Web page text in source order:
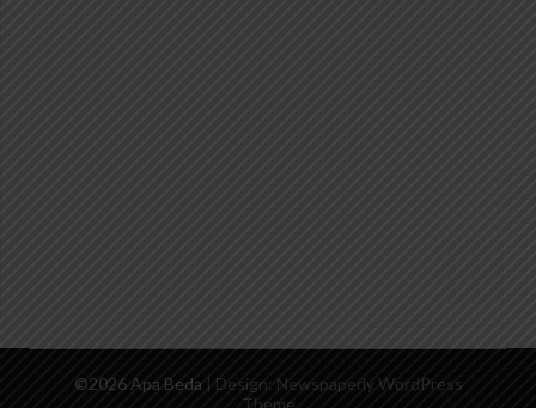
©2026 Apa Beda | Design: Newspaperly WordPress
Theme